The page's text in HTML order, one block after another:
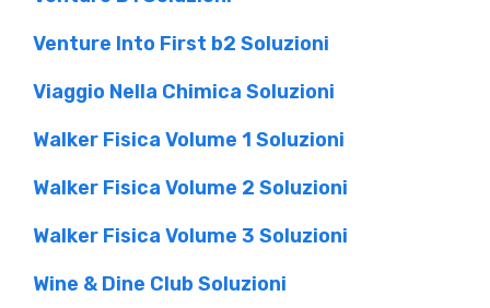
Venture Into First b2 Soluzioni
Viaggio Nella Chimica Soluzioni
Walker Fisica Volume 1 Soluzioni
Walker Fisica Volume 2 Soluzioni
Walker Fisica Volume 3 Soluzioni
Wine & Dine Club Soluzioni